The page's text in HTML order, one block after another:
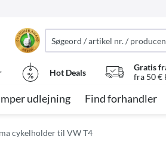
Hot Deals
Gratis
fra 50 €
udlejning Find forhandler
cykelholder til VW T4